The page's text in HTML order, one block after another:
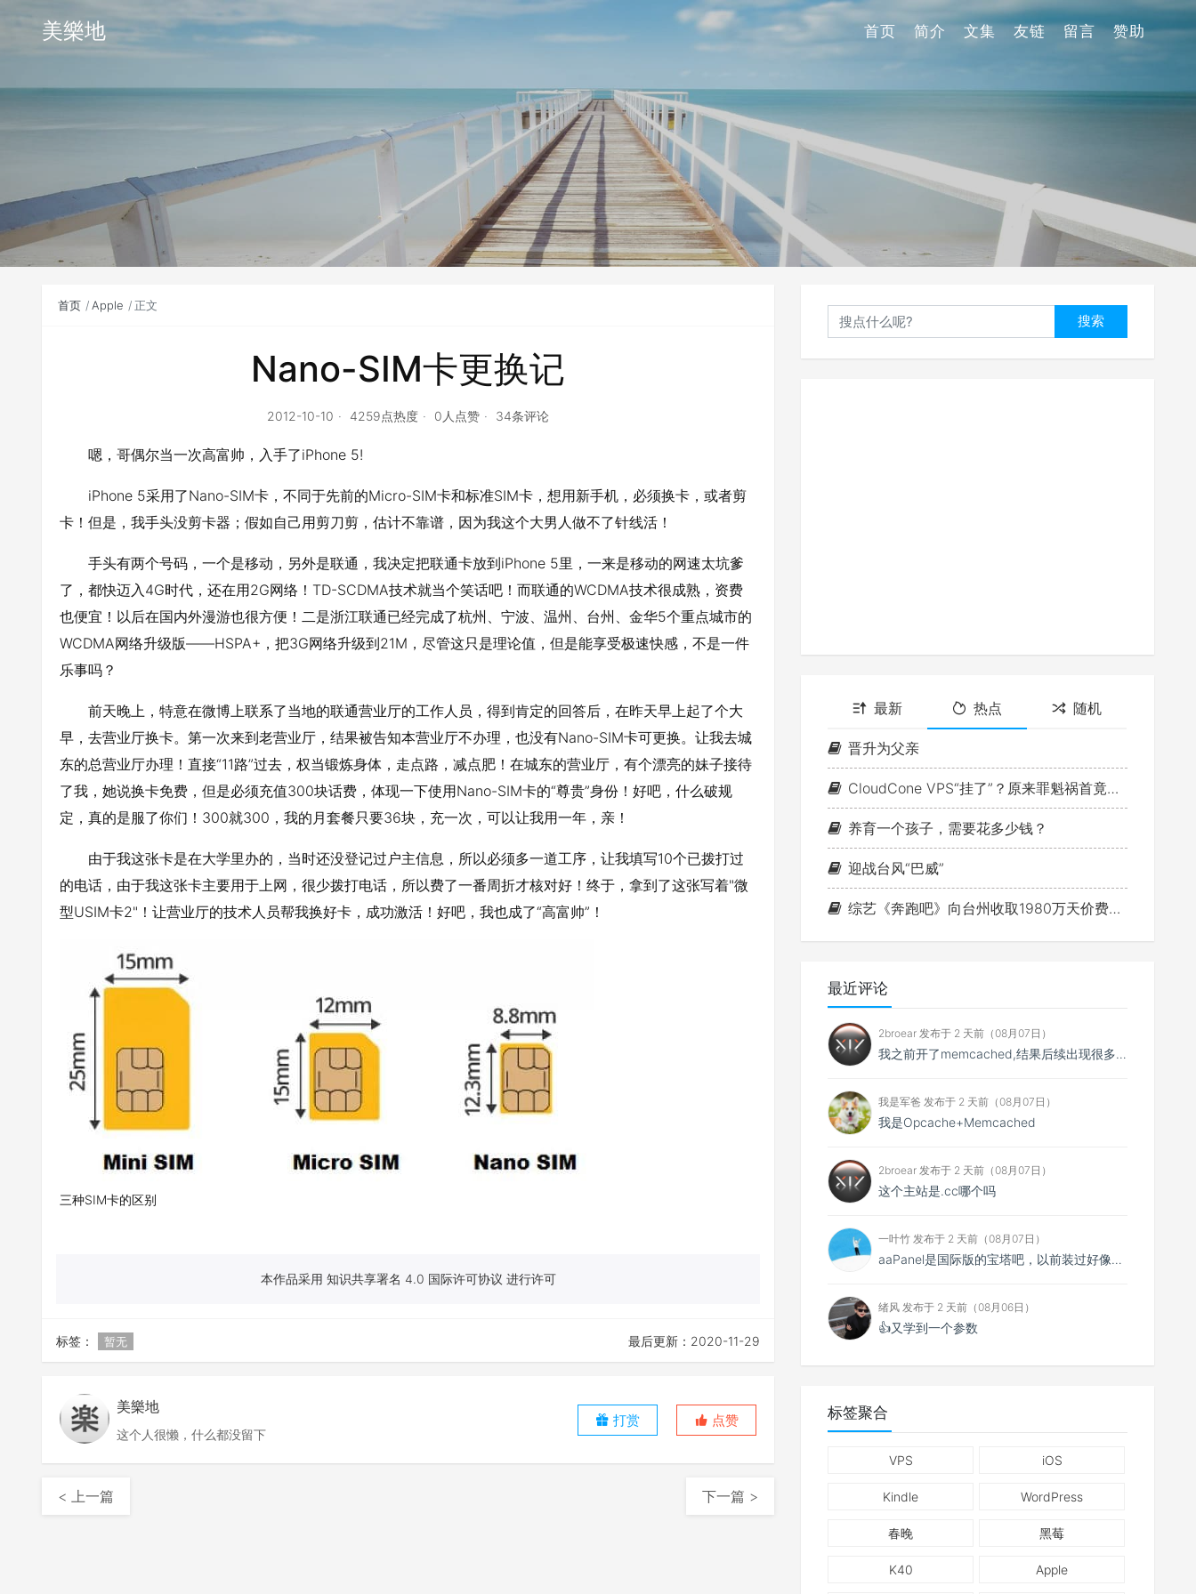
美樂地 首页 简介 文集 友链 留言 赞助
首页 Apple 正文
Nano-SIM卡更换记
2012-10-10 4259点热度 0人点赞 34条评论
嗯，哥偶尔当一次高富帅，入手了iPhone 5!
iPhone 5采用了Nano-SIM卡，不同于先前的Micro-SIM卡和标准SIM卡，想用新手机，必须换卡，或者剪
卡！但是，我手头没剪卡器；假如自己用剪刀剪，估计不靠谱，因为我这个大男人做不了针线活！
手头有两个号码，一个是移动，另外是联通，我决定把联通卡放到iPhone 5里，一来是移动的网速太坑爹
了，都快迈入4G时代，还在用2G网络！TD-SCDMA技术就当个笑话吧！而联通的WCDMA技术很成熟，资费
也便宜！以后在国内外漫游也很方便！二是浙江联通已经完成了杭州、宁波、温州、台州、金华5个重点城市的
WCDMA网络升级版——HSPA+，把3G网络升级到21M，尽管这只是理论值，但是能享受极速快感，不是一件
乐事吗？
前天晚上，特意在微博上联系了当地的联通营业厅的工作人员，得到肯定的回答后，在昨天早上起了个大
早，去营业厅换卡。第一次来到老营业厅，结果被告知本营业厅不办理，也没有Nano-SIM卡可更换。让我去城
东的总营业厅办理！直接“11路”过去，权当锻炼身体，走点路，减点肥！在城东的营业厅，有个漂亮的妹子接待
了我，她说换卡免费，但是必须充值300块话费，体现一下使用Nano-SIM卡的“尊贵”身份！好吧，什么破规
定，真的是服了你们！300就300，我的月套餐只要36块，充一次，可以让我用一年，亲！
由于我这张卡是在大学里办的，当时还没登记过户主信息，所以必须多一道工序，让我填写10个已拨打过
的电话，由于我这张卡主要用于上网，很少拨打电话，所以费了一番周折才核对好！终于，拿到了这张写着"微
型USIM卡2"！让营业厅的技术人员帮我换好卡，成功激活！好吧，我也成了“高富帅”！
三种SIM卡的区别
本作品采用 知识共享署名 4.0 国际许可协议 进行许可
标签： 暂无 最后更新：2020-11-29
美樂地
这个人很懒，什么都没留下
打赏 点赞
< 上一篇 下一篇 >
搜索
最新 热点 随机
晋升为父亲
CloudCone VPS“挂了”？原来罪魁祸首竟是MTU
养育一个孩子，需要花多少钱？
迎战台风“巴威”
综艺《奔跑吧》向台州收取1980万天价费用事件
最近评论
2broear 发布于 2 天前（08月07日）
我之前开了memcached,结果后续出现很多问题找不到原因,结果发现是缓存😂..
我是军爸 发布于 2 天前（08月07日）
我是Opcache+Memcached
2broear 发布于 2 天前（08月07日）
这个主站是.cc哪个吗
一叶竹 发布于 2 天前（08月07日）
aaPanel是国际版的宝塔吧，以前装过好像没中文得用别人做的汉化包。
绪风 发布于 2 天前（08月06日）
👍又学到一个参数
标签聚合
VPS iOS
Kindle WordPress
春晚 黑莓
K40 Apple